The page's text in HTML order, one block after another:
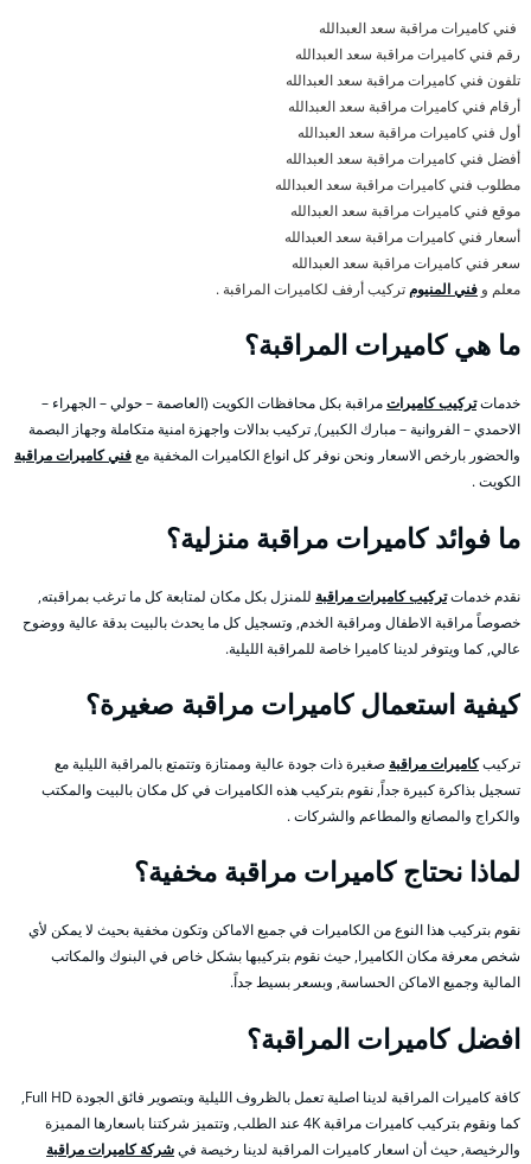
فني كاميرات مراقبة سعد العبدالله
رقم فني كاميرات مراقبة سعد العبدالله
تلفون فني كاميرات مراقبة سعد العبدالله
أرقام فني كاميرات مراقبة سعد العبدالله
أول فني كاميرات مراقبة سعد العبدالله
أفضل فني كاميرات مراقبة سعد العبدالله
مطلوب فني كاميرات مراقبة سعد العبدالله
موقع فني كاميرات مراقبة سعد العبدالله
أسعار فني كاميرات مراقبة سعد العبدالله
سعر فني كاميرات مراقبة سعد العبدالله
معلم و فني المنيومتركيب أرفف لكاميرات المراقبة .
ما هي كاميرات المراقبة؟
خدماتتركيب كاميراتمراقبة بكل محافظات الكويت (العاصمة – حولي – الجهراء –
الاحمدي – الفروانية – مبارك الكبير), تركيب بدالات واجهزة امنية متكاملة وجهاز البصمة
والحضور بارخص الاسعار ونحن نوفر كل انواع الكاميرات المخفية معفني كاميرات مراقبة
الكويت .
ما فوائد كاميرات مراقبة منزلية؟
نقدم خدماتتركيب كاميرات مراقبة للمنزل بكل مكان لمتابعة كل ما ترغب بمراقبته,
خصوصاً مراقبة الاطفال ومراقبة الخدم, وتسجيل كل ما يحدث بالبيت بدقة عالية ووضوح
عالي, كما ويتوفر لدينا كاميرا خاصة للمراقبة الليلية.
كيفية استعمال كاميرات مراقبة صغيرة؟
تركيبكاميرات مراقبة صغيرة ذات جودة عالية وممتازة وتتمتع بالمراقبة الليلية مع
تسجيل بذاكرة كبيرة جداً, نقوم بتركيب هذه الكاميرات في كل مكان بالبيت والمكتب
والكراج والمصانع والمطاعم والشركات .
لماذا نحتاج كاميرات مراقبة مخفية؟
نقوم بتركيب هذا النوع من الكاميرات في جميع الاماكن وتكون مخفية بحيث لا يمكن لأي
شخص معرفة مكان الكاميرا, حيث نقوم بتركيبها بشكل خاص في البنوك والمكاتب
المالية وجميع الاماكن الحساسة, وبسعر بسيط جداً.
افضل كاميرات المراقبة؟
كافة كاميرات المراقبة لدينا اصلية تعمل بالظروف الليلية وبتصوير فائق الجودة Full HD,
كما ونقوم بتركيب كاميرات مراقبة 4K عند الطلب, وتتميز شركتنا باسعارها المميزة
والرخيصة, حيث أن اسعار كاميرات المراقبة لدينا رخيصة فيشركة كاميرات مراقبة